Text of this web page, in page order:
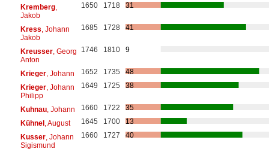
Kremberg,
Jakob
1650 1718 31
Kress , Johann
Jakob
1685 1728 41
Kreusser, Georg
Anton
1746 1810 9
Krieger, Johann 1652 1735
48
Krieger, Johann
Philipp
1649 1725 38
Kuhnau, Johann 1660 1722
35
Kühnel, August 1645 1700
13
Kusser, Johann
Sigismund
1660 1727 40